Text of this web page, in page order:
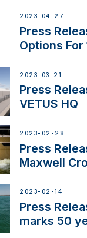
2023-04-27
Press
Options For
2023-03-21
Press
VETUS HQ
2023-02-28
Press
Maxwell
2023-02-14
Press
marks 50